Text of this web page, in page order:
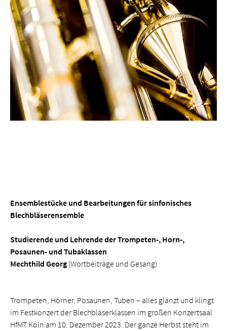
Ensemblestücke und Bearbeitungen für sinfonisches
Blechbläserensemble
Studierende und Lehrende der Trompeten-, Horn-,
Posaunen- und Tubaklassen
Mechthild Georg (Wortbeiträge und Gesang)
Trompeten, Hörner, Posaunen, Tuben – alles glänzt und klingt
im Festkonzert der Blechbläserklassen im großen Konzertsaal
HfMT Köln am 10. Dezember 2023. Der ganze Herbst steht im